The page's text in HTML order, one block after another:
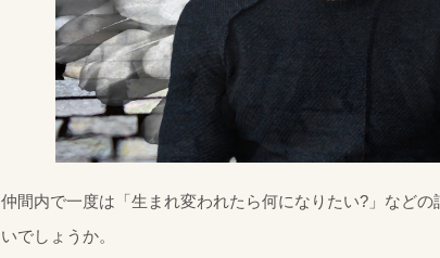
仲間内で一度は「生まれ変われたら何になりたい?」など
いでしょうか。